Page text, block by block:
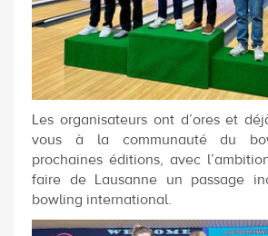
Les organisateurs ont d’ores et
vous à la communauté du
prochaines éditions, avec
faire de Lausanne un passage
bowling international.